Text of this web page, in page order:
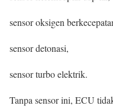
sensor oksigen
sensor detonasi,
sensor turbo elektrik.
Tanpa sensor ini, ECU